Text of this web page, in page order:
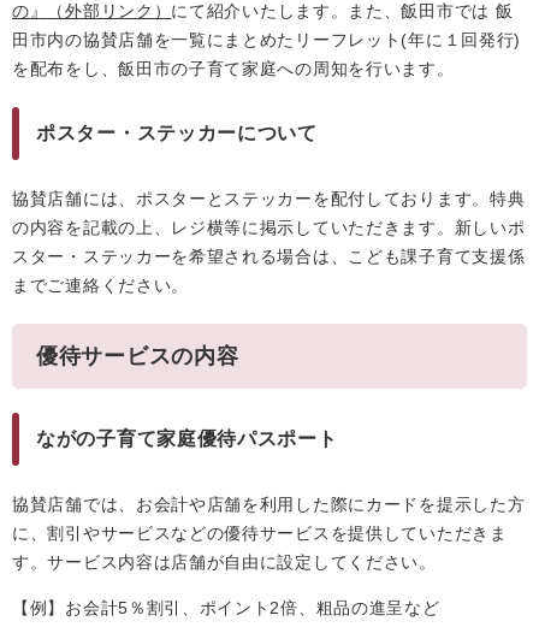
の』
（外部リンク） にて紹介いたします。また、飯田市では 飯
田市内の協賛店舗を一覧にまとめたリーフレット(年に１回発行)
を配布をし、飯田市の子育て家庭への周知を行います。
ポスター・ステッカーについて
協賛店舗には、ポスターとステッカーを配付しております。特典
の内容を記載の上、レジ横等に掲示していただきます。新しいポ
スター・ステッカーを希望される場合は、こども課子育て支援係
までご連絡ください。
優待サービスの内容
ながの子育て家庭優待パスポート
協賛店舗では、お会計や店舗を利用した際にカードを提示した方
に、割引やサービスなどの優待サービスを提供していただきま
す。サービス内容は店舗が自由に設定してください。
【例】お会計5％割引、ポイント2倍、粗品の進呈など